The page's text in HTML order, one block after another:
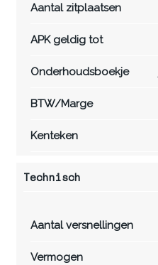
Aantal zitplaatsen
APK geldig tot
Onderhoudsboekje
BTW/Marge
Kenteken
Technisch
Aantal versnellingen
Vermogen